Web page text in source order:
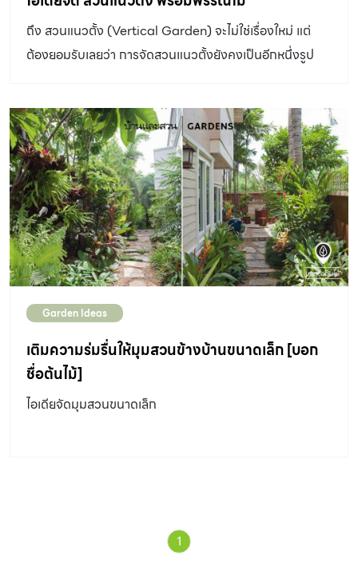
ถึง สวนแนวตั้ง (Vertical Garden) จะไม่ใช่เรื่องใหม่ แต่
ต้องยอมรับเลยว่า การจัดสวนแนวตั้งยังคงเป็นอีกหนึ่งรูป
Garden Ideas
เติมความร่มรื่นให้มุมสวนข้างบ้านขนาดเล็ก [บอก
ชื่อต้นไม้]
ไอเดียจัดมุมสวนขนาดเล็ก
1